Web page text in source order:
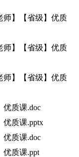
】【省级】优质
】【省级】优质
】【省级】优质
质课.doc
质课.pptx
质课.doc
质课.ppt